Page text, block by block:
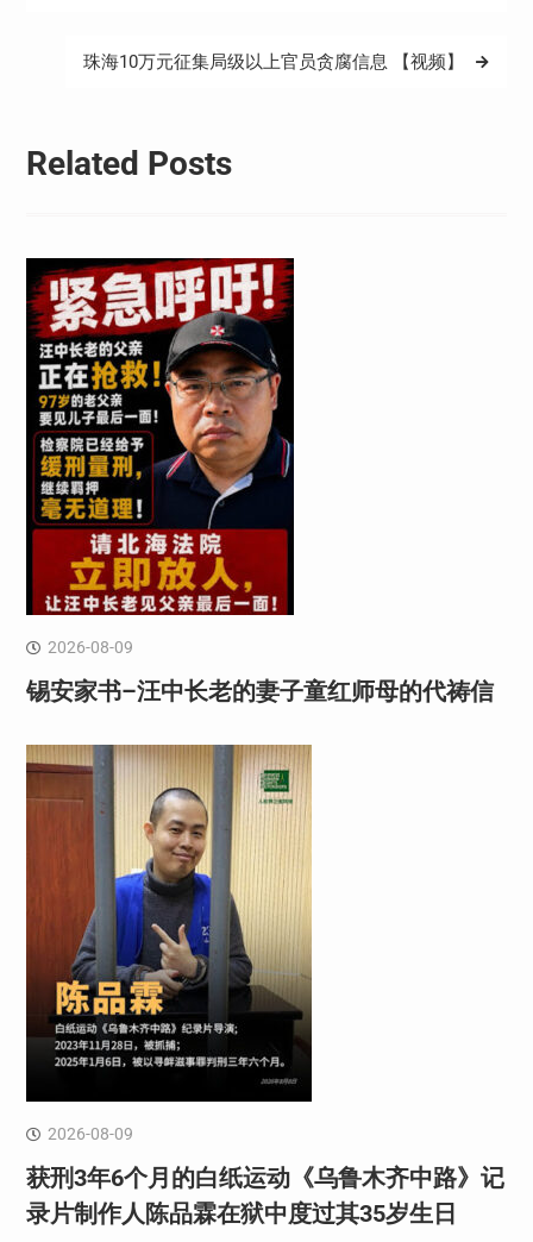
珠海10万元征集局级以上官员贪腐信息 【视频】
Related Posts
2026-08-09
锡安家书–汪中长老的妻子童红⁩师母的代祷信
2026-08-09
获刑3年6个月的白纸运动《乌鲁木齐中路》记
录片制作人陈品霖在狱中度过其35岁生日